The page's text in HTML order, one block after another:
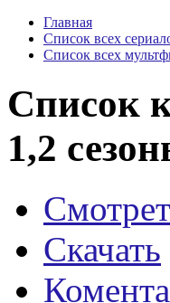
Главная
Список всех
Список всех
Список
1,2
Скачать